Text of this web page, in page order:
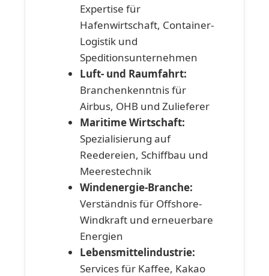
Expertise für
Hafenwirtschaft, Container-
Logistik und
Speditionsunternehmen
Luft- und Raumfahrt:
Branchenkenntnis für
Airbus, OHB und Zulieferer
Maritime Wirtschaft:
Spezialisierung auf
Reedereien, Schiffbau und
Meerestechnik
Windenergie-Branche:
Verständnis für Offshore-
Windkraft und erneuerbare
Energien
Lebensmittelindustrie:
Services für Kaffee, Kakao